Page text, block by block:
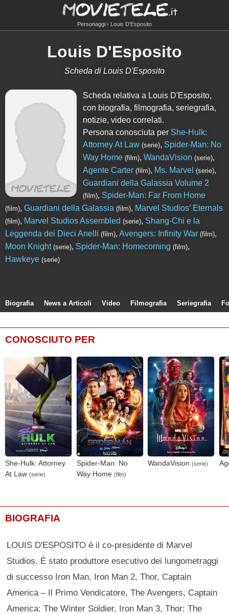
Personaggi Louis D'Esposito
Louis D'Esposito
Scheda di Louis D'Esposito
Scheda relativa a Louis D'Esposito,
con biografia, filmografia, seriegrafia,
notizie, video correlati.
Persona conosciuta per She-Hulk:
Attorney At Law (serie), Spider-Man: No
Way Home (film),WandaVision (serie),
Agente Carter (film), Ms. Marvel (serie),
Guardiani della Galassia Volume 2
(film), Spider-Man: Far From Home
(film), Guardiani della Galassia (film), Marvel Studios’ Eternals
(film), Marvel Studios Assembled (serie), Shang-Chi e la
Leggenda dei Dieci Anelli (film), Avengers: Infinity War (film),
Moon Knight (serie), Spider-Man: Homecoming (film),
Hawkeye (serie)
Biografia News a Articoli Video Filmografia Seriegrafia
CONOSCIUTO PER
She-Hulk: Attorney
At Law (serie)
Spider-Man: No
Way Home (film)
WandaVision (serie)
BIOGRAFIA
LOUIS D'ESPOSITO è il co‐presidente di Marvel
Studios. È stato produttore esecutivo dei lungometraggi
di successo Iron Man, Iron Man 2, Thor, Captain
America – Il Primo Vendicatore, The Avengers, Captain
America: The Winter Soldier, Iron Man 3, Thor: The